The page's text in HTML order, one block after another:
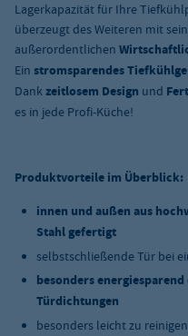
Lagerkapazität für Ihre
überzeugt des Weiteren mit
außerordentlichen
Ein stromsparendes
Dankzeitlosem Design und
es in jede Profi-Küche!
Produktvorteile im Überblick:
innen und außen aus
Stahlgefertigt
selbstschließende Tür bei
besonders
Türdichtungen
besonders leicht zu